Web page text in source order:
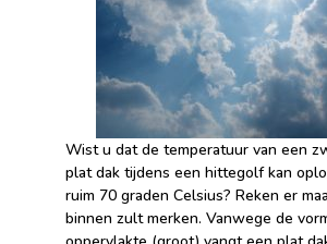
Wist u dat de temperatuur van een
plat dak tijdens een hittegolf kan
ruim 70 graden Celsius? Reken er
binnen zult merken. Vanwege de